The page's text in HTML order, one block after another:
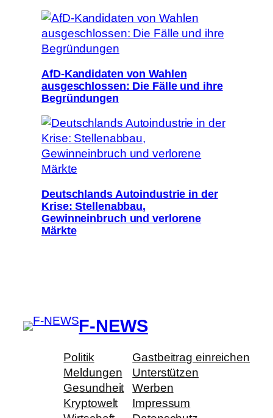
AfD-Kandidaten von Wahlen
ausgeschlossen: Die Fälle und ihre
Begründungen
Deutschlands Autoindustrie in der
Krise: Stellenabbau,
Gewinneinbruch und verlorene
Märkte
F-NEWS
Politik
Meldungen
Gesundheit
Kryptowelt
Gastbeitrag einreichen
Unterstützen
Werben
Impressum